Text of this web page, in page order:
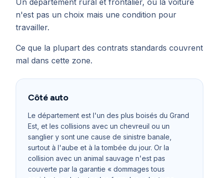
Un département rural et frontalier, où la voiture
n'est pas un choix mais une condition pour
travailler.
Ce que la plupart des contrats standards couvrent
mal dans cette zone.
Côté auto
Le département est l'un des plus boisés du Grand
Est, et les collisions avec un chevreuil ou un
sanglier y sont une cause de sinistre banale,
surtout à l'aube et à la tombée du jour. Or la
collision avec un animal sauvage n'est pas
couverte par la garantie « dommages tous